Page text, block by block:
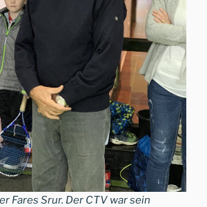
Fares Srur. Der CTV war sein